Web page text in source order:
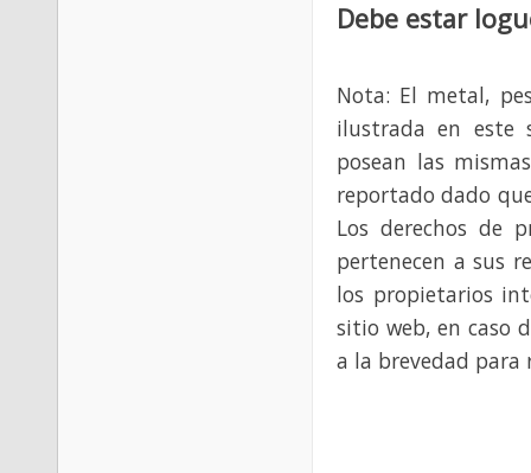
Debe estar
Nota: El metal,
ilustrada en este
posean las
reportado dado
Los derechos de
pertenecen a sus
los propietarios
sitio web, en caso
a la brevedad para